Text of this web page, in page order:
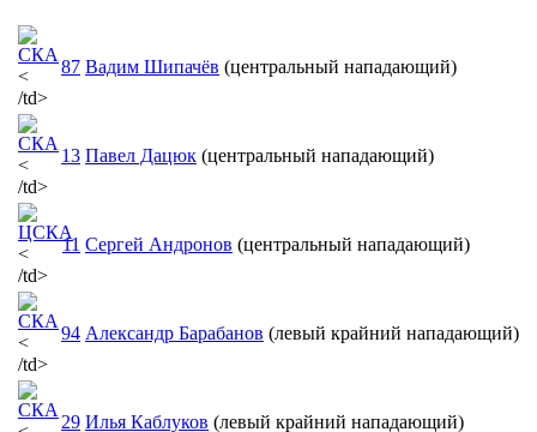
<
/td>
87 Вадим Шипачёв (центральный нападающий)
<
/td>
13 Павел Дацюк (центральный нападающий)
<
/td>
11 Сергей Андронов (центральный нападающий)
<
/td>
94 Александр Барабанов (левый крайний нападающий)
29 Илья Каблуков (левый крайний нападающий)